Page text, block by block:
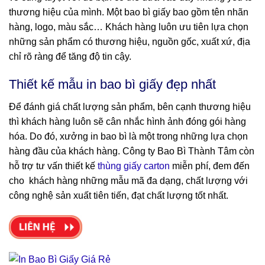
thương hiệu của mình. Một bao bì giấy bao gồm tên nhãn
hàng, logo, màu sắc… Khách hàng luôn ưu tiên lựa chọn
những sản phẩm có thương hiệu, nguồn gốc, xuất xứ, địa
chỉ rõ ràng để tăng độ tin cậy.
Thiết kế mẫu in bao bì giấy đẹp nhất
Để đánh giá chất lượng sản phẩm, bên cạnh thương hiệu
thì khách hàng luôn sẽ cân nhắc hình ảnh đóng gói hàng
hóa. Do đó, xưởng in bao bì là một trong những lựa chọn
hàng đầu của khách hàng. Công ty Bao Bì Thành Tâm còn
hỗ trợ tư vấn thiết kế thùng giấy carton miễn phí, đem đến
cho khách hàng những mẫu mã đa dạng, chất lượng với
công nghệ sản xuất tiên tiến, đạt chất lượng tốt nhất.